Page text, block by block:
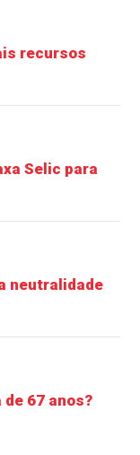
recursos
Selic para
neutralidade
67 anos?